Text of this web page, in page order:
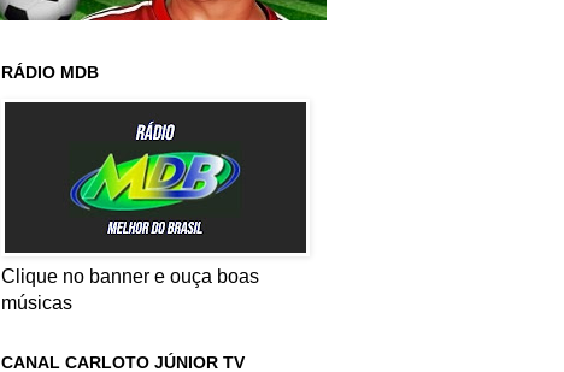
RÁDIO MDB
Clique no banner e ouça boas
músicas
CANAL CARLOTO JÚNIOR TV